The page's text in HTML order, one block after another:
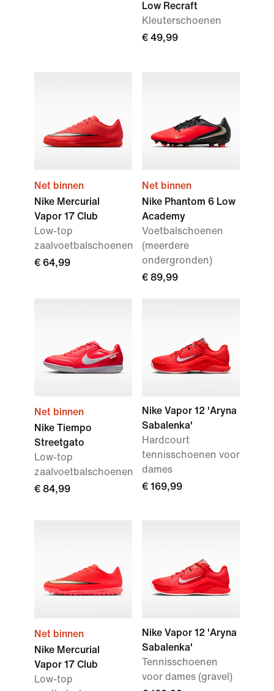
Low Recraft
Kleuterschoenen
€ 49,99
Net binnen
Nike Mercurial
Vapor 17 Club
Low-top
zaalvoetbalschoenen
€ 64,99
Net binnen
Nike Phantom 6 Low
Academy
Voetbalschoenen
(meerdere
ondergronden)
€ 89,99
Net binnen
Nike Tiempo
Streetgato
Low-top
zaalvoetbalschoenen
€ 84,99
Nike Vapor 12 'Aryna
Sabalenka'
Hardcourt
tennisschoenen voor
dames
€ 169,99
Net binnen
Nike Mercurial
Vapor 17 Club
Low-top
Nike Vapor 12 'Aryna
Sabalenka'
Tennisschoenen
voor dames (gravel)